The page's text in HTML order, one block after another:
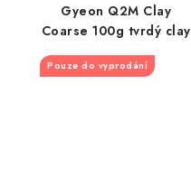
Gyeon Q2M Clay
Coarse 100g tvrdý clay
Pouze do vyprodání